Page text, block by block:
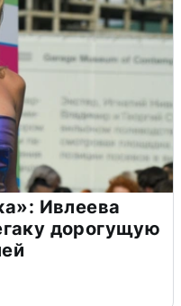
Ивлеева
дорогущую